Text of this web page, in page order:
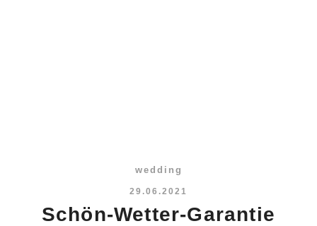
wedding
29.06.2021
Schön-Wetter-Garantie